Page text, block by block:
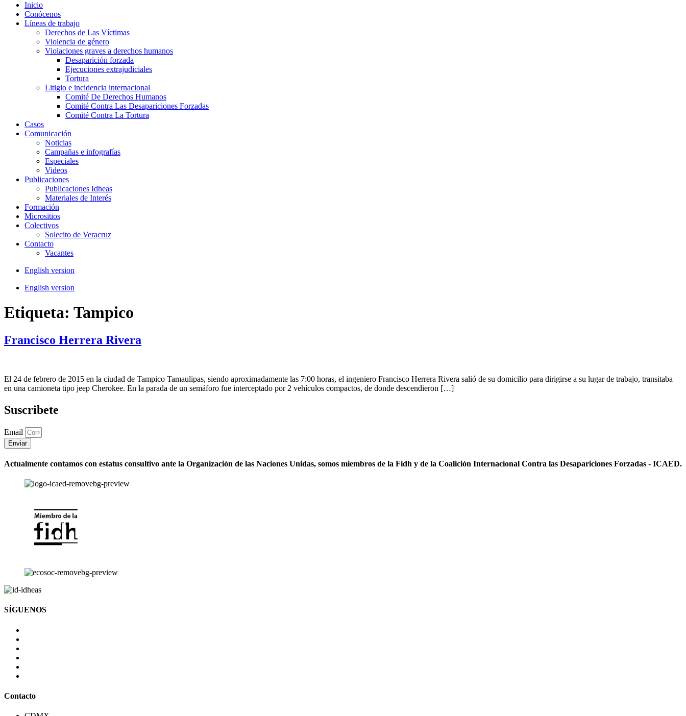
Inicio
Conócenos
Líneas de trabajo
Derechos de Las Víctimas
Violencia de género
Violaciones graves a derechos humanos
Desaparición forzada​
Ejecuciones extrajudiciales
Tortura
Litigio e incidencia internacional
Comité De Derechos Humanos​
Comité Contra Las Desapariciones Forzadas
Comité Contra La Tortura​
Casos
Comunicación
Noticias
Campañas e infografías
Especiales
Videos
Publicaciones
Publicaciones Idheas
Materiales de Interés
Formación
Micrositios
Colectivos
Solecito de Veracruz
Contacto
Vacantes
English version
English version
Etiqueta: Tampico
Francisco Herrera Rivera
El 24 de febrero de 2015 en la ciudad de Tampico Tamaulipas, siendo aproximadamente las 7:00 horas, el ingeniero Francisco Herrera Rivera salió de su domicilio para dirigirse a su lugar de trabajo, transitaba
en una camioneta tipo jeep Cherokee. En la parada de un semáforo fue interceptado por 2 vehículos compactos, de donde descendieron […]
Suscribete
Email
Enviar
Actualmente contamos con estatus consultivo ante la Organización de las Naciones Unidas, somos miembros de la Fidh y de la Coalición Internacional Contra las Desapariciones Forzadas - ICAED.
SÍGUENOS
Contacto